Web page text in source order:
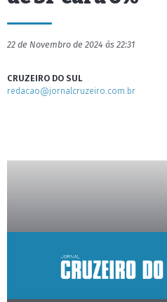
22 de Novembro de 2024 às 22:31
CRUZEIRO DO SUL
redacao@jornalcruzeiro.com.br